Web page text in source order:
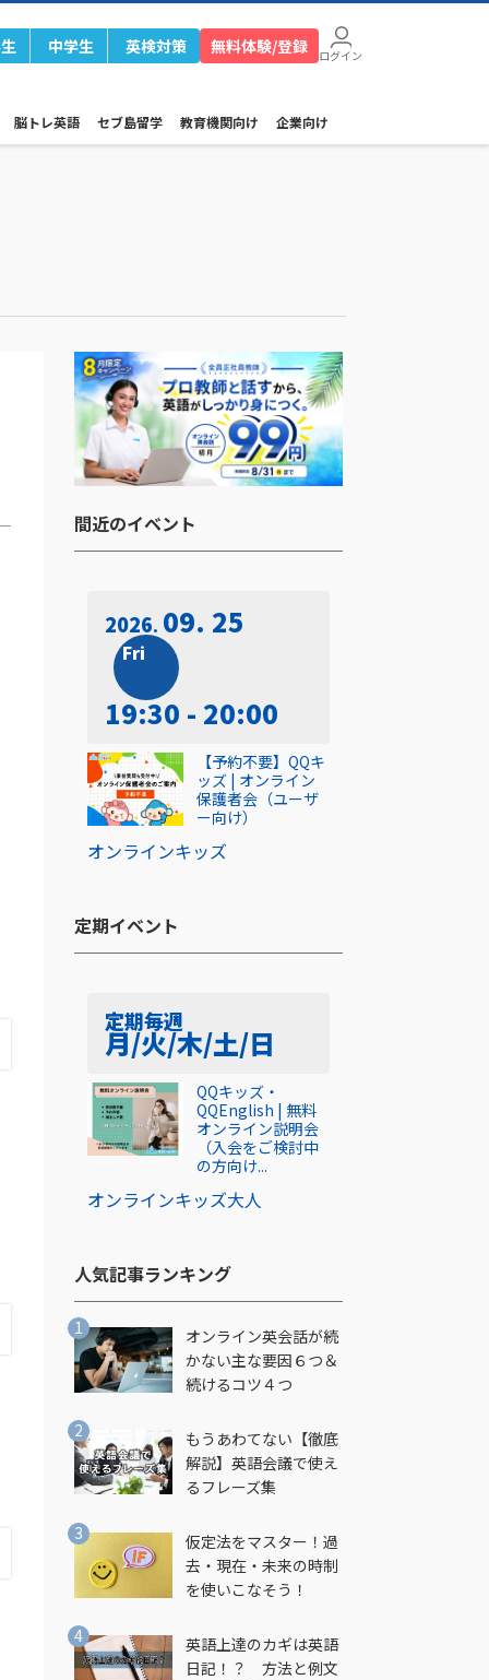
中学生 英検対策 無料体験/登録 ログイン
脳トレ英語 セブ島留学 教育機関向け 企業向け
間近のイベント​
2026 09. 25
Fri
19:30 - 20:00
オンラインキッズ
【予約不要】QQキ
ッズ | オンライン
保護者会（ユーザ
ー向け）
定期イベント​
定期毎週
月/火/木/土/日
オンラインキッズ大人
QQキッズ・
QQEnglish | 無料
オンライン説明会
（入会をご検討中
の方向け...
人気記事ランキング​
オンライン英会話が続
かない主な要因６つ＆
続けるコツ４つ
もうあわてない【徹底
解説】英語会議で使え
るフレーズ集
仮定法をマスター！過
去・現在・未来の時制
を使いこなそう！
英語上達のカギは英語
日記！？ 方法と例文